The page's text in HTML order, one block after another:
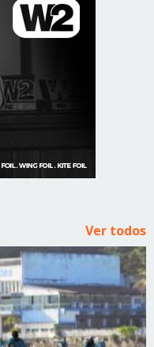
Ver todos